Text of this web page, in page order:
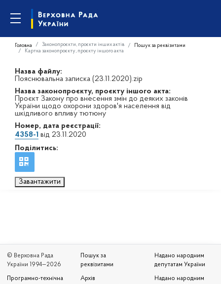
Головна Законопроєкти, проєкти інших актів
Пошук за реквізитами
Картка законопроєкту, проєкту іншого акта
Назва файлу:
Пояснювальна записка (23.11.2020).zip
Назва законопроєкту, проєкту іншого акта:
Проєкт Закону про внесення змін до деяких законів
України щодо охорони здоров'я населення від
шкідливого впливу тютюну
Номер, дата реєстрації:
4358-1 від 23.11.2020
Поділитись:
Завантажити
© Верховна Рада
України 1994—2026
Програмно-технічна
Пошук за
реквізитами
Архів
Надано народним
депутатам України
Надано народним